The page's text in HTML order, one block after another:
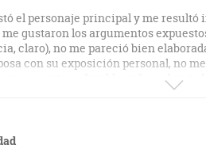
el personaje principal y me
me gustaron los argumentos
claro), no me pareció bien
con su exposición personal, no
que cuenta su "problema", y sobre